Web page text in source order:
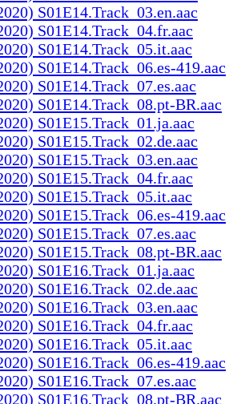
S01E14.Track_03.en.aac
S01E14.Track_04.fr.aac
S01E14.Track_05.it.aac
S01E14.Track_06.es-419.aac
S01E14.Track_07.es.aac
S01E14.Track_08.pt-BR.aac
S01E15.Track_01.ja.aac
S01E15.Track_02.de.aac
S01E15.Track_03.en.aac
S01E15.Track_04.fr.aac
S01E15.Track_05.it.aac
S01E15.Track_06.es-419.aac
S01E15.Track_07.es.aac
S01E15.Track_08.pt-BR.aac
S01E16.Track_01.ja.aac
S01E16.Track_02.de.aac
S01E16.Track_03.en.aac
S01E16.Track_04.fr.aac
S01E16.Track_05.it.aac
S01E16.Track_06.es-419.aac
S01E16.Track_07.es.aac
S01E16.Track_08.pt-BR.aac